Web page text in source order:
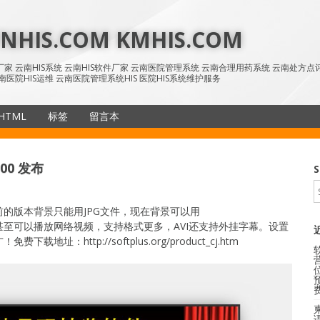
KMHIS.COM
云南HIS系统 云南HIS软件厂家 云南医院管理系统 云南合理用药系统 云南处方
院HIS运维 云南医院管理系统HIS 医院HIS系统维护服务
标签 留言本
发布
版本背景只能用JPG文件，现在背景可以用
可以播放网络视频，支持格式更多，AVI还支持外挂字幕。设置
！免费下载地址：http://softplus.org/product_cj.htm